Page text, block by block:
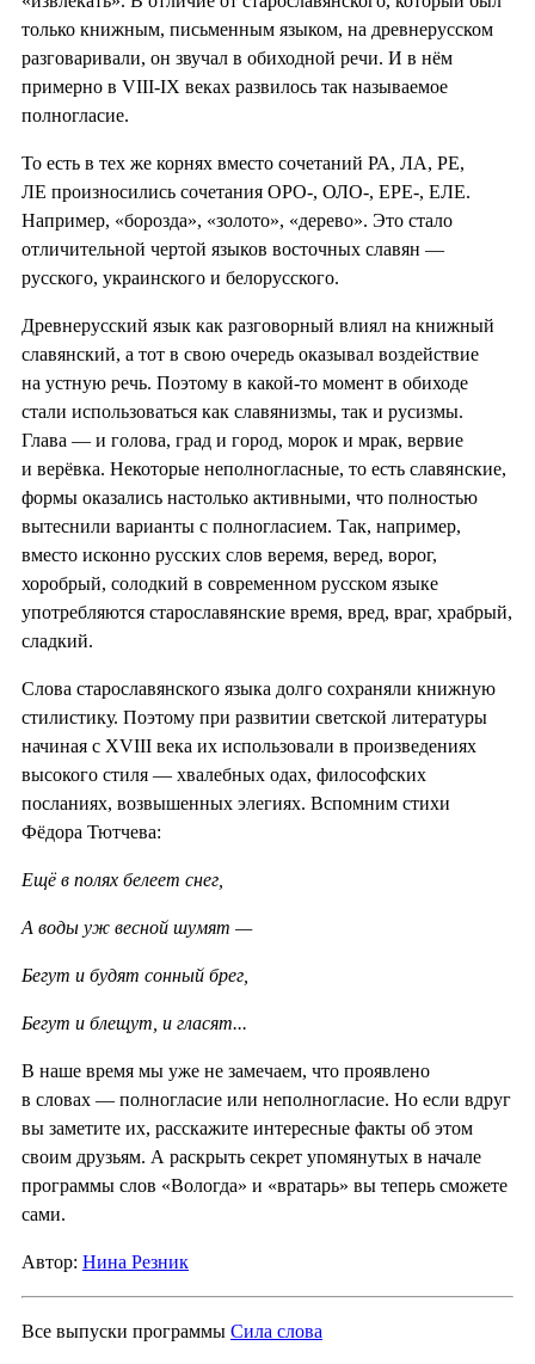
только книжным, письменным языком, на древнерусском
разговаривали, он звучал в обиходной речи. И в нём
примерно в VIII-IX веках развилось так называемое
полногласие.
То есть в тех же корнях вместо сочетаний РА, ЛА, РЕ,
ЛЕ произносились сочетания ОРО-, ОЛО-, ЕРЕ-, ЕЛЕ.
Например, «борозда», «золото», «дерево». Это стало
отличительной чертой языков восточных славян —
русского, украинского и белорусского.
Древнерусский язык как разговорный влиял на книжный
славянский, а тот в свою очередь оказывал воздействие
на устную речь. Поэтому в какой-то момент в обиходе
стали использоваться как славянизмы, так и русизмы.
Глава — и голова, град и город, морок и мрак, вервие
и верёвка. Некоторые неполногласные, то есть славянские,
формы оказались настолько активными, что полностью
вытеснили варианты с полногласием. Так, например,
вместо исконно русских слов веремя, веред, ворог,
хоробрый, солодкий в современном русском языке
употребляются старославянские время, вред, враг, храбрый,
сладкий.
Слова старославянского языка долго сохраняли книжную
стилистику. Поэтому при развитии светской литературы
начиная с XVIII века их использовали в произведениях
высокого стиля — хвалебных одах, философских
посланиях, возвышенных элегиях. Вспомним стихи
Фёдора Тютчева:
Ещё в полях белеет снег,
А воды уж весной шумят —
Бегут и будят сонный брег,
Бегут и блещут, и гласят...
В наше время мы уже не замечаем, что проявлено
в словах — полногласие или неполногласие. Но если вдруг
вы заметите их, расскажите интересные факты об этом
своим друзьям. А раскрыть секрет упомянутых в начале
программы слов «Вологда» и «вратарь» вы теперь сможете
сами.
Автор: Нина Резник
Все выпуски программы Сила слова